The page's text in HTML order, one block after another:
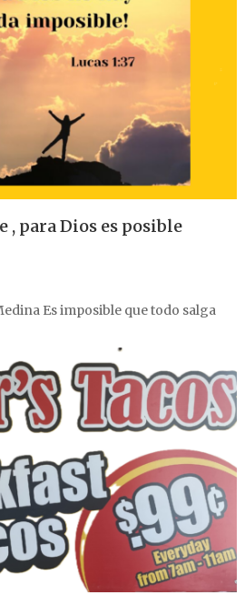
, para Dios es posible
Es imposible que todo salga